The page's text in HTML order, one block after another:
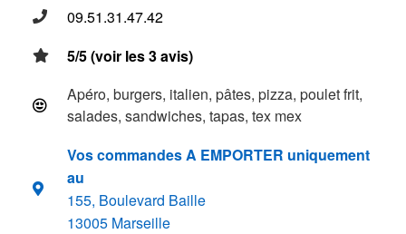
09.51.31.47.42
5/5 (voir les 3 avis)
Apéro, burgers, italien, pâtes, pizza, poulet frit,
salades, sandwiches, tapas, tex mex
Vos commandes A EMPORTER uniquement
au
155, Boulevard Baille
13005 Marseille